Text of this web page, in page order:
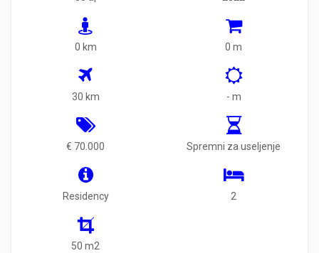
0 km 0 m
30 km - m
€ 70.000 Spremni za useljenje
Residency 2
50 m2